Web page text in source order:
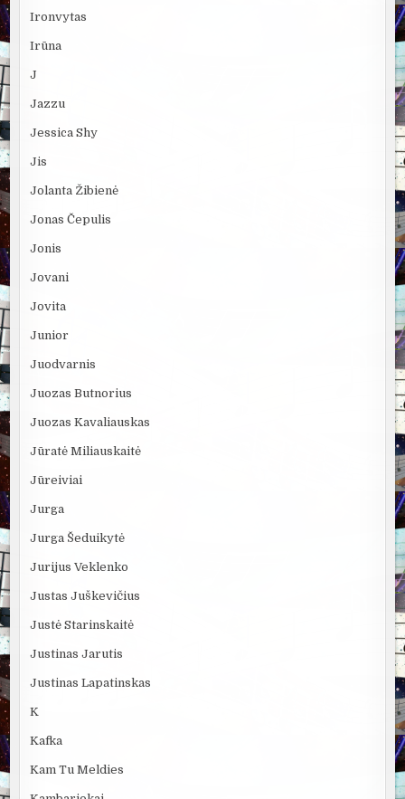
Ironvytas
Irūna
J
Jazzu
Jessica Shy
Jis
Jolanta Žibienė
Jonas Čepulis
Jonis
Jovani
Jovita
Junior
Juodvarnis
Juozas Butnorius
Juozas Kavaliauskas
Jūratė Miliauskaitė
Jūreiviai
Jurga
Jurga Šeduikytė
Jurijus Veklenko
Justas Juškevičius
Justė Starinskaitė
Justinas Jarutis
Justinas Lapatinskas
K
Kafka
Kam Tu Meldies